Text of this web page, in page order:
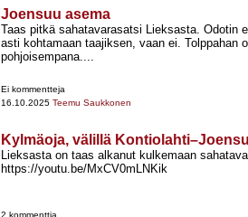
Joensuu asema
Taas pitkä sahatavarasatsi Lieksasta. Odotin
asti kohtamaan taajiksen, vaan ei. Tolppahan
pohjoisempana....
Ei kommentteja
16.10.2025 Teemu Saukkonen
Kylmäoja, välillä
Lieksasta on taas alkanut kulkemaan
https://youtu.be/MxCV0mLNKik
2 kommenttia